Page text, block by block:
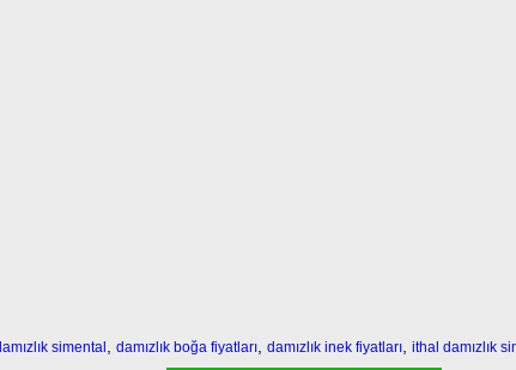
simental damızlık boğa fiyatları damızlık inek fiyatları ithal damızlık